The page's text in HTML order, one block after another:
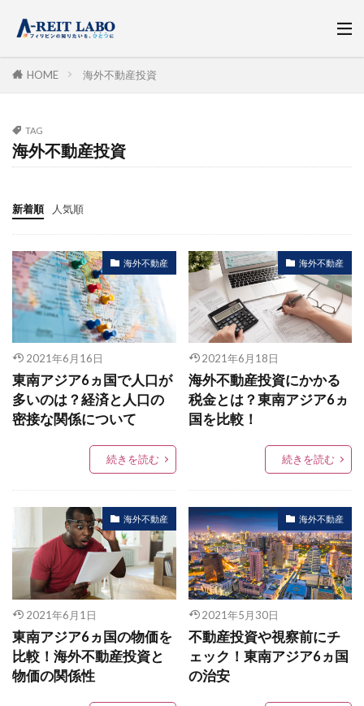
HOME 海外不動産投資
TAG
海外不動産投資
新着順 人気順
海外不動産
2021年6月16日
東南アジア6ヵ国で人口が
多いのは？経済と人口の
密接な関係について
続きを読む
海外不動産
2021年6月18日
海外不動産投資にかかる
税金とは？東南アジア6ヵ
国を比較！
続きを読む
海外不動産
2021年6月1日
東南アジア6ヵ国の物価を
比較！海外不動産投資と
物価の関係性
海外不動産
2021年5月30日
不動産投資や視察前にチ
ェック！東南アジア6ヵ国
の治安